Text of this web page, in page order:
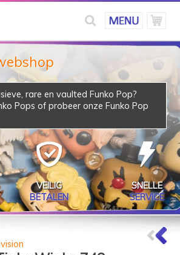
rare en vaulted Funko Pop?
Pops of probeer onzeFunko Pop
VEILIG
BETALEN
SNELLE
SERVICE